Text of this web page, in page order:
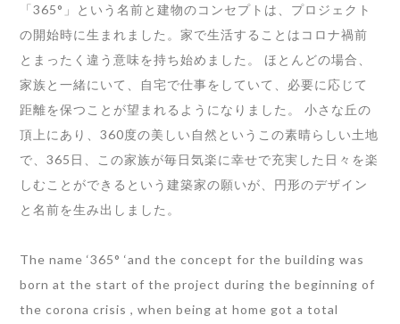
「365°」という名前と建物のコンセプトは、プロジェクト
の開始時に生まれました。家で生活することはコロナ禍前
とまったく違う意味を持ち始めました。 ほとんどの場合、
家族と一緒にいて、自宅で仕事をしていて、必要に応じて
距離を保つことが望まれるようになりました。 小さな丘の
頂上にあり、360度の美しい自然というこの素晴らしい土地
で、365日、この家族が毎日気楽に幸せで充実した日々を楽
しむことができるという建築家の願いが、円形のデザイン
と名前を生み出しました。
The name ‘365° ‘and the concept for the building was
born at the start of the project during the beginning of
the corona crisis , when being at home got a total